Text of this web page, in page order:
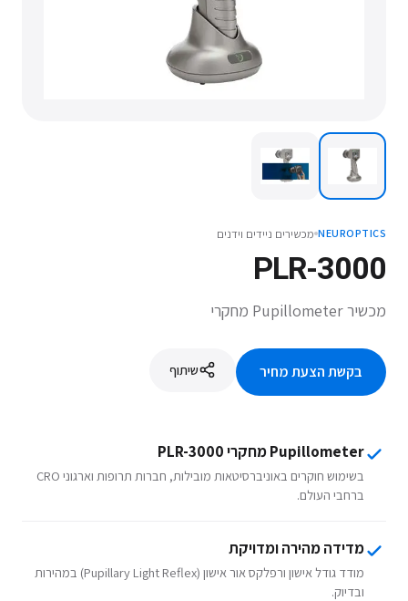
NEUROPTICS מכשירים ניידים וידנים
PLR-3000
מכשיר Pupillometer מחקרי
בקשת הצעת מחיר שיתוף
Pupillometer מחקרי PLR-3000
בשימוש חוקרים באוניברסיטאות מובילות, חברות תרופות וארגוני CRO
ברחבי העולם.
מדידה מהירה ומדויקת
מודד גודל אישון ורפלקס אור אישון (Pupillary Light Reflex) במהירות
ובדיוק.